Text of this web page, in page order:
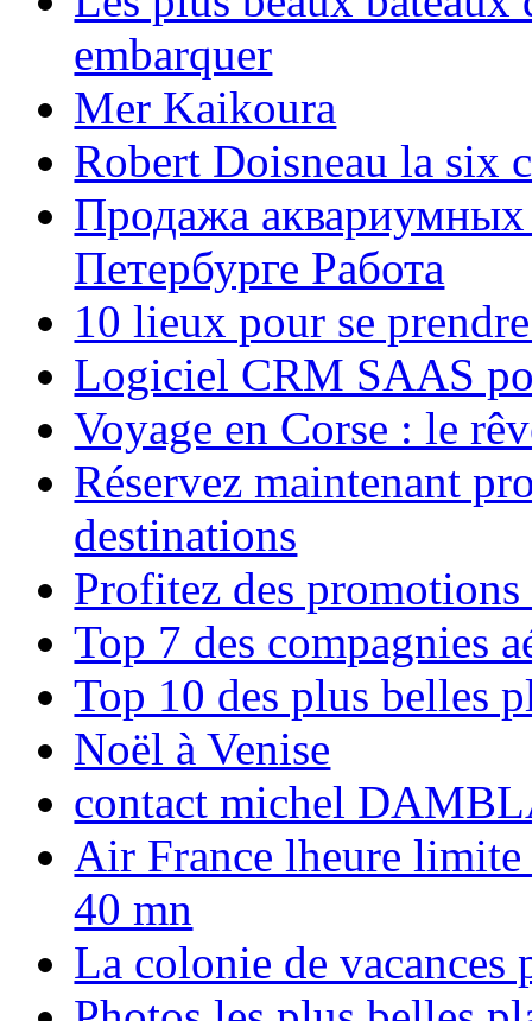
embarquer
Mer Kaikoura
Robert Doisneau la six
Продажа аквариумных
Петербурге Работа
10 lieux pour se
Logiciel CRM SAAS
Voyage en Corse : le
Réservez maintenant
destinations
Profitez des
Top 7 des compagnies
Top 10 des plus belles
Noël à Venise
contact michel
Air France lheure limite
40 mn
La colonie de vacances